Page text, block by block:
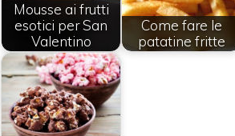
Mousse ai frutti
esotici per San
Valentino
Come fare le
patatine fritte